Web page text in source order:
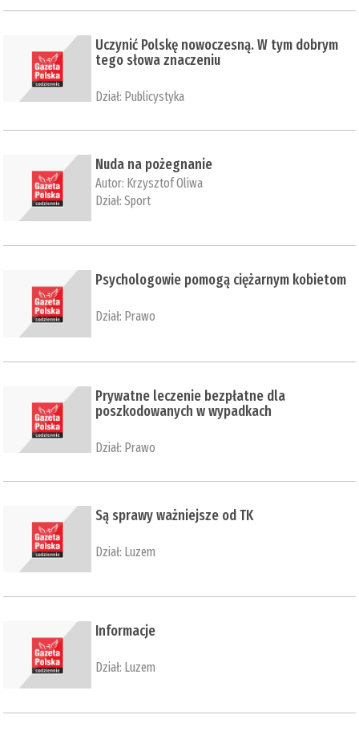
Uczynić Polskę nowoczesną. W tym dobrym
tego słowa znaczeniu
Dział: Publicystyka
Nuda na pożegnanie
Autor: Krzysztof Oliwa
Dział:Sport
Psychologowie pomogą ciężarnym kobietom
Dział: Prawo
Prywatne leczenie bezpłatne dla
poszkodowanych w wypadkach
Dział: Prawo
Są sprawy ważniejsze od TK
Dział: Luzem
Informacje
Dział: Luzem